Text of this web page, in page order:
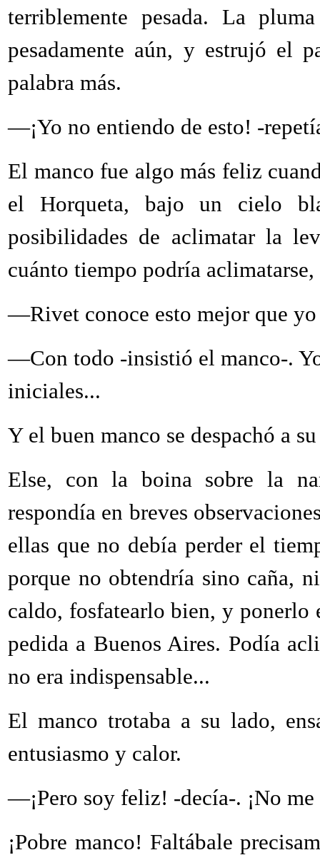
terriblemente pesada. La
pesadamente aún, y estrujó el
palabra más.
—¡Yo no entiendo de esto! -
El manco fue algo más feliz
el Horqueta, bajo un cielo
posibilidades de aclimatar la
cuánto tiempo podría
—Rivet conoce esto mejor que
—Con todo -insistió el manco-.
iniciales...
Y el buen manco se despachó a
Else, con la boina sobre la
respondía en breves
ellas que no debía perder el
porque no obtendría sino caña,
caldo, fosfatearlo bien, y
pedida a Buenos Aires. Podía
no era indispensable...
El manco trotaba a su lado,
entusiasmo y calor.
—¡Pero soy feliz! -decía-. ¡No
¡Pobre manco! Faltábale